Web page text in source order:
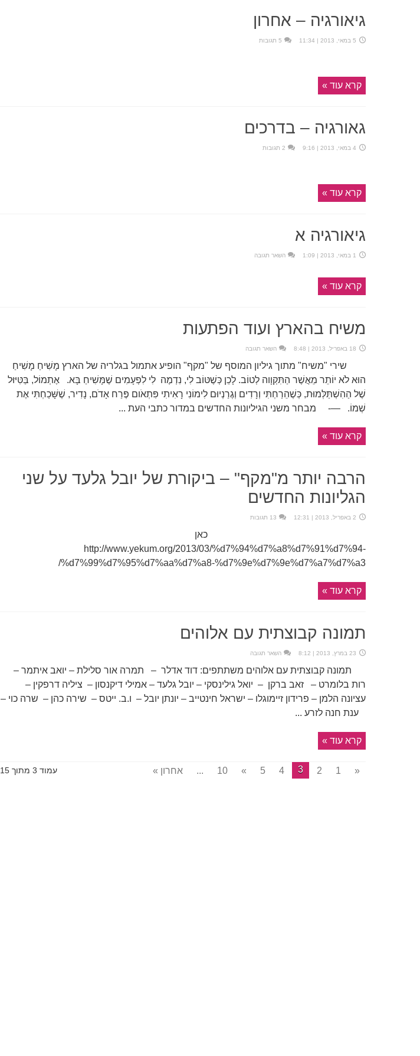
גיאורגיה – אחרון
5 במאי, 2013 | 11:34 5 תגובות
קרא עוד »
גאורגיה – בדרכים
4 במאי, 2013 | 9:16 2 תגובות
קרא עוד »
גיאורגיה א
1 במאי, 2013 | 1:09 השאר תגובה
קרא עוד »
משיח בהארץ ועוד הפתעות
18 באפריל, 2013 | 8:48 השאר תגובה
שירי "משיח" מתוך גיליון המוסף של "מקף" הופיע אתמול בגלריה של הארץ מָשִׁיחַ מָשִׁיחַ
הוּא לֹא יוֹתֵר מֵאֲשֶׁר הַתִּקְוָוה לְטוֹב. לָכֵן כְּשֶׁטּוֹב לִי, נִדְמֶה לִי לִפְעָמִים שֶׁמָּשִׁיחַ בָּא. אֶתְמוֹל, בַּטִּיּוּל
שֶׁל הַהִשְׁתַּלְּמוּת, כְּשֶׁהֵרַחְתִּי וְרָדִים וְגֶרַנְיוּם לִימוֹנִי רָאִיתִי פִּתְאֹום פֶּרַח אָדֹם, נָדִיר, שֶׁשָּׁכַחְתִּי אֶת
שְׁמוֹ. —- מבחר משני הגיליונות החדשים במדור כתבי העת ...
קרא עוד »
הרבה יותר מ"מקף" – ביקורת של יובל גלעד על שני
הגליונות החדשים
2 באפריל, 2013 | 12:31 13 תגובות
כאן
http://www.yekum.org/2013/03/%d7%94%d7%a8%d7%91%d7%94-
%d7%99%d7%95%d7%aa%d7%a8-%d7%9e%d7%9e%d7%a7%d7%a3/
קרא עוד »
תמונה קבוצתית עם אלוהים
23 במרץ, 2013 | 8:12 השאר תגובה
תמונה קבוצתית עם אלוהים משתתפים: דוד אדלר – תמרה אור סלילת – יואב איתמר –
רות בלומרט – זאב ברקן – יואל גילינסקי – יובל גלעד – אמילי דיקנסון – ציליה דרפקין –
עציונה הלמן – פרידון זיימוגלו – ישראל חינטייב – יונתן יובל – ו.ב. ייטס – שירה כהן – שרה כוי –
ענת חנה לזרע ...
קרא עוד »
עמוד 3 מתוך 15 «
1
2
3
4
5
»
10
... אחרון »